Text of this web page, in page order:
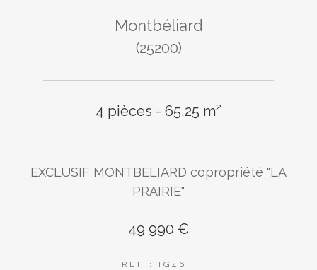
Montbéliard
(25200)
4 pièces - 65,25 m²
EXCLUSIF MONTBELIARD copropriété "LA
PRAIRIE"
49 990 €
REF : IG46H